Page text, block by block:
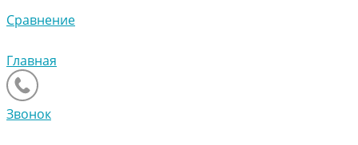
Сравнение
Главная
Звонок